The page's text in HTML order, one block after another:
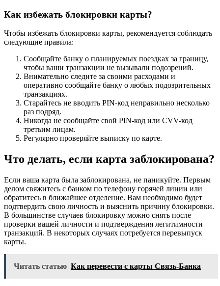
Как избежать блокировки карты?
Чтобы избежать блокировки карты, рекомендуется соблюдать
следующие правила:
Сообщайте банку о планируемых поездках за границу,
чтобы ваши транзакции не вызывали подозрений.
Внимательно следите за своими расходами и
оперативно сообщайте банку о любых подозрительных
транзакциях.
Старайтесь не вводить PIN-код неправильно несколько
раз подряд.
Никогда не сообщайте свой PIN-код или CVV-код
третьим лицам.
Регулярно проверяйте выписку по карте.
Что делать, если карта заблокирована?
Если ваша карта была заблокирована, не паникуйте. Первым
делом свяжитесь с банком по телефону горячей линии или
обратитесь в ближайшее отделение. Вам необходимо будет
подтвердить свою личность и выяснить причину блокировки.
В большинстве случаев блокировку можно снять после
проверки вашей личности и подтверждения легитимности
транзакций. В некоторых случаях потребуется перевыпуск
карты.
Читать статью Как перевести с карты Связь-Банка